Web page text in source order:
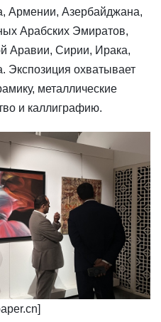
Армении, Азербайджана,
Арабских Эмиратов,
Аравии, Сирии, Ирака,
Экспозиция охватывает
металлические
и каллиграфию.